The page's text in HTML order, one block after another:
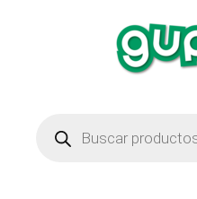
productos